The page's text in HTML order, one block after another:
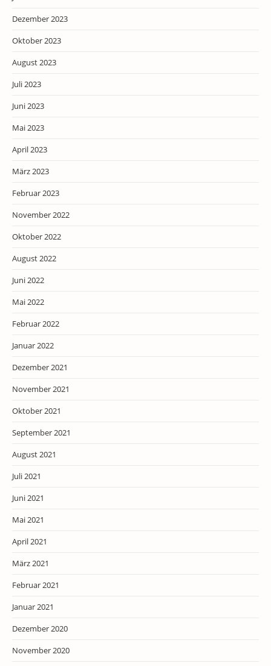
Dezember 2023
Oktober 2023
August 2023
Juli 2023
Juni 2023
Mai 2023
April 2023
März 2023
Februar 2023
November 2022
Oktober 2022
August 2022
Juni 2022
Mai 2022
Februar 2022
Januar 2022
Dezember 2021
November 2021
Oktober 2021
September 2021
August 2021
Juli 2021
Juni 2021
Mai 2021
April 2021
März 2021
Februar 2021
Januar 2021
Dezember 2020
November 2020